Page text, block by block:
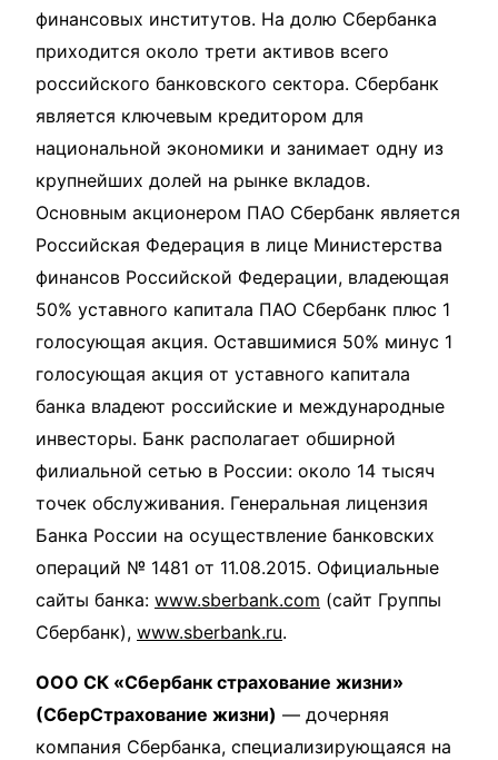
финансовых институтов. На долю Сбербанка
приходится около трети активов всего
российского банковского сектора. Сбербанк
является ключевым кредитором для
национальной экономики и занимает одну из
крупнейших долей на рынке вкладов.
Основным акционером ПАО Сбербанк является
Российская Федерация в лице Министерства
финансов Российской Федерации, владеющая
50% уставного капитала ПАО Сбербанк плюс 1
голосующая акция. Оставшимися 50% минус 1
голосующая акция от уставного капитала
банка владеют российские и международные
инвесторы. Банк располагает обширной
филиальной сетью в России: около 14 тысяч
точек обслуживания. Генеральная лицензия
Банка России на осуществление банковских
операций № 1481 от 11.08.2015. Официальные
сайты банка: www.sberbank.com (сайт Группы
Сбербанк), www.sberbank.ru.
ООО СК «Сбербанк страхование жизни»
(СберСтрахование жизни) — дочерняя
компания Сбербанка, специализирующаяся на